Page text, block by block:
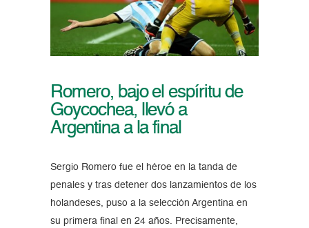
Romero, bajo el espíritu de
Goycochea, llevó a
Argentina a la final
Sergio Romero fue el héroe en la tanda de
penales y tras detener dos lanzamientos de los
holandeses, puso a la selección Argentina en
su primera final en 24 años. Precisamente,